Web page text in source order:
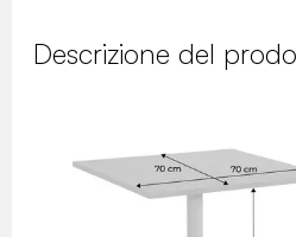
Descrizione del